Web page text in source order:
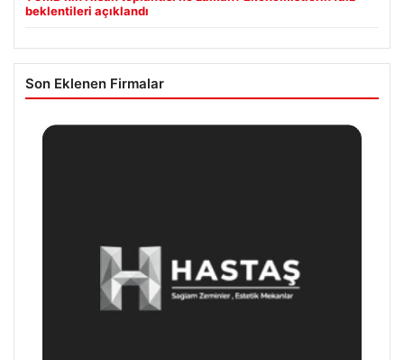
beklentileri açıklandı
Son Eklenen Firmalar